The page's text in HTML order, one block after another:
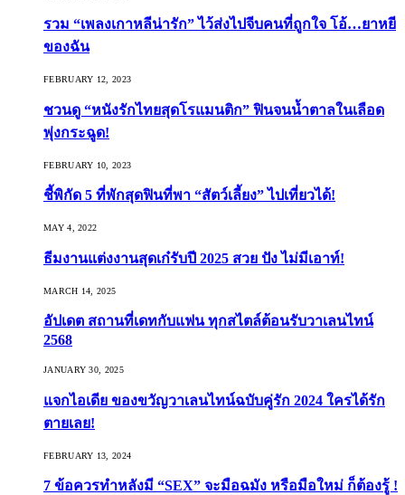
รวม “เพลงเกาหลีน่ารัก” ไว้ส่งไปจีบคนที่ถูกใจ โอ้…ยาหยี
ของฉัน
FEBRUARY 12, 2023
ชวนดู “หนังรักไทยสุดโรแมนติก” ฟินจนน้ำตาลในเลือด
พุ่งกระฉูด!
FEBRUARY 10, 2023
ชี้พิกัด 5 ที่พักสุดฟินที่พา “สัตว์เลี้ยง” ไปเที่ยวได้!
MAY 4, 2022
ธีมงานแต่งงานสุดเก๋รับปี 2025 สวย ปัง ไม่มีเอาท์!
MARCH 14, 2025
อัปเดต สถานที่เดทกับแฟน ทุกสไตล์ต้อนรับวาเลนไทน์
2568
JANUARY 30, 2025
แจกไอเดีย ของขวัญวาเลนไทน์ฉบับคู่รัก 2024 ใครได้รัก
ตายเลย!
FEBRUARY 13, 2024
7 ข้อควรทำหลังมี “SEX” จะมือฉมัง หรือมือใหม่ ก็ต้องรู้ !